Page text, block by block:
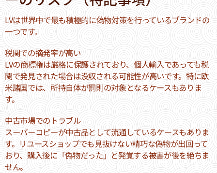
LVは世界中で最も積極的に偽物対策を行っているブランドの
一つです。
税関での摘発率が高い
LVの商標権は厳格に保護されており、個人輸入であっても税
関で発見された場合は没収される可能性が高いです。特に欧
米諸国では、所持自体が罰則の対象となるケースもありま
す。
中古市場でのトラブル
スーパーコピーが中古品として流通しているケースもありま
す。リユースショップでも見抜けない精巧な偽物が出回って
おり、購入後に「偽物だった」と発覚する被害が後を絶ちま
せん。